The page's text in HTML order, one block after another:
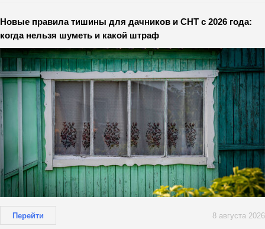
Новые правила тишины для дачников и СНТ с 2026 года:
когда нельзя шуметь и какой штраф
Перейти 8 августа 2026